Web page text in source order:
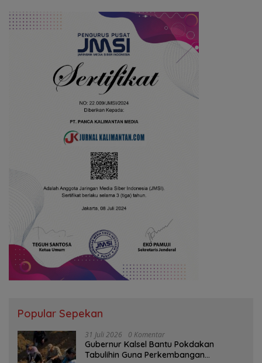
Popular Sepekan
31 Juli 2026 0 Komentar
Gubernur Kalsel Bantu Pokdakan
Tabulihin Guna Perkembangan